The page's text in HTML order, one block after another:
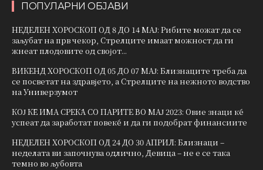
ПОПУЛАРНИ ОБЈАВИ
НЕДЕЛЕН ХОРОСКОП ОД 8 ДО 14 МАЈ: Рибите можат да се
заљубат на прв чекор, Стрелците имаат можност да ги
жнеат плодовите од својот...
ВИКЕНД ХОРОСКОП ОД 05 ДО 07 МАЈ: Близнаците треба да
се посветат на здравјето, а Стрелците на нежното водство
на Универзумот
КОЈ ЌЕ ИМА СРЕЌА СО ПАРИТЕ ВО МАЈ 2023: Овие знаци ќе
успеат да заработат повеќе и да ги подобрат финансиите
НЕДЕЛЕН ХОРОСКОП ОД 24 ДО 30 АПРИЛ: Близнаци –
неделата ви започнува одлично, Девица – не е се така
темно во љубовта